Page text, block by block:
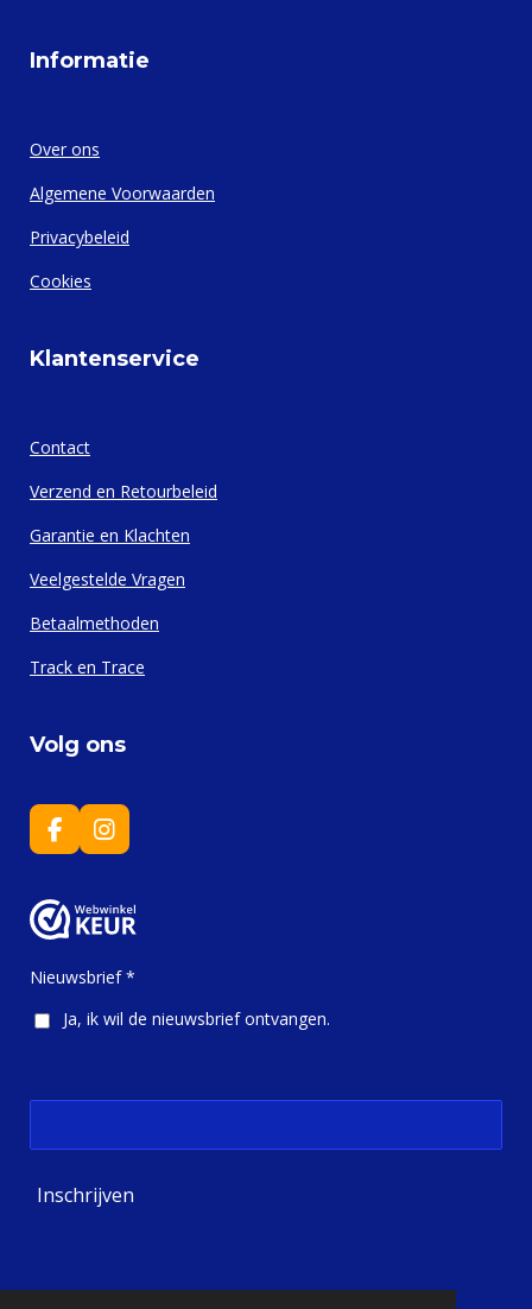
Informatie
Over ons
Algemene Voorwaarden
Privacybeleid
Cookies
Klantenservice
Contact
Verzend en Retourbeleid
Garantie en Klachten
Veelgestelde Vragen
Betaalmethoden
Track en Trace
Volg ons
F
a
e
b
o
I
n
t
a
r
m
Nieuwsbrief *
Ja, ik wil de nieuwsbrief ontvangen.
Inschrijven